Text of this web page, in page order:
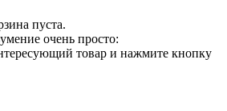
пуста.
очень просто:
товар и нажмите кнопку